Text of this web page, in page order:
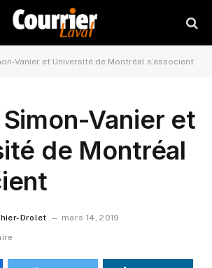
Vanier et Université de Montréal s’associent
Simon-Vanier et
de Montréal
Drolet
mars 14, 2019